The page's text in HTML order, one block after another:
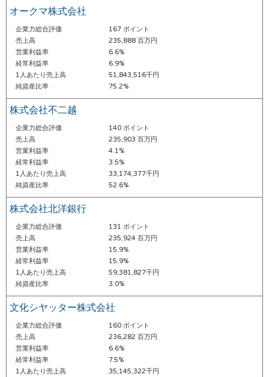
オークマ株式会社
企業力総合評価
167 ポイント
売上高
235,888 百万円
営業利益率
6.6%
経常利益率
6.9%
1人あたり売上高
51,843,516千円
純資産比率
75.2%
株式会社不二越
企業力総合評価
140 ポイント
売上高
235,903 百万円
営業利益率
4.1%
経常利益率
3.5%
1人あたり売上高
33,174,377千円
純資産比率
52.6%
株式会社北洋銀行
企業力総合評価
131 ポイント
売上高
235,924 百万円
営業利益率
15.9%
経常利益率
15.9%
1人あたり売上高
59,381,827千円
純資産比率
3.0%
文化シヤッター株式会社
企業力総合評価
160 ポイント
売上高
236,282 百万円
営業利益率
6.6%
経常利益率
7.5%
1人あたり売上高
35,145,322千円